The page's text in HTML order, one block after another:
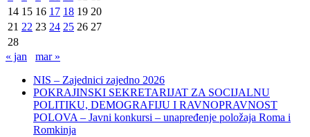
14 15 16 17 18 19 20
21 22 23 24 25 26 27
28
« jan
mar »
NIS – Zajednici zajedno 2026
POKRAJINSKI SEKRETARIJAT ZA SOCIJALNU
POLITIKU, DEMOGRAFIJU I RAVNOPRAVNOST
POLOVA – Javni konkursi – unapređenje položaja Roma i
Romkinja